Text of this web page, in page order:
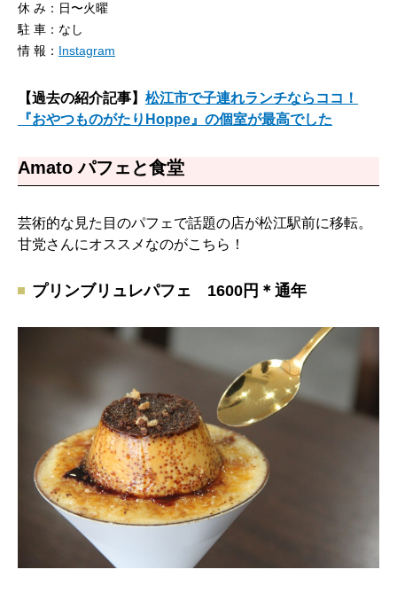
休 み：日〜火曜
駐 車：なし
情 報： Instagram
【過去の紹介記事】 松江市で子連れランチならココ！
『おやつものがたりHoppe』の個室が最高でした
Amato パフェと食堂
芸術的な見た目のパフェで話題の店が松江駅前に移転。
甘党さんにオススメなのがこちら！
プリンブリュレパフェ 1600円＊通年